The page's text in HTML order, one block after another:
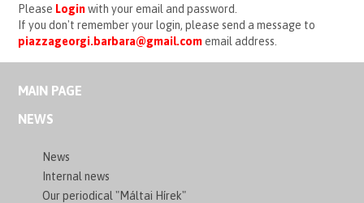
Please Loginwith your email and password.
If you don't remember your login, please send a message to
piazzageorgi.barbara@gmail.comemail address.
MAIN PAGE
NEWS
News
Internal news
Our periodical "Máltai Hírek"